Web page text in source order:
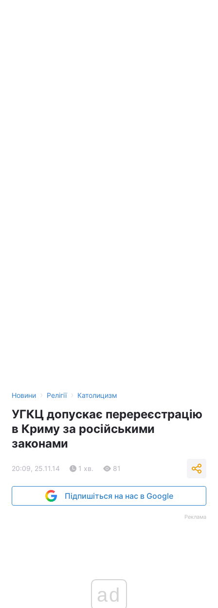
Новини › Релігії › Католицизм
УГКЦ допускає перереєстрацію
в Криму за російськими
законами
20:09, 25.11.14 1 хв. 81
Підпишіться на нас в Google
Реклама
ad